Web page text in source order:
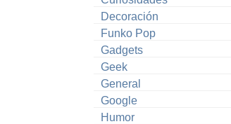
Decoración
Funko Pop
Gadgets
Geek
General
Google
Humor